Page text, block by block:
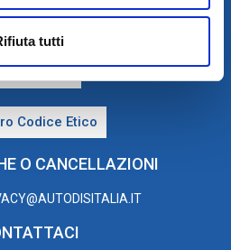
tutti
dei dati personali
Policy
Codice Etico
O CANCELLAZIONI